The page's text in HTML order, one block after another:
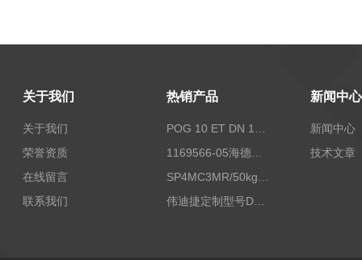
关于我们
关于我们
荣誉资质
在线留言
联系我们
热销产品
1169566-05海德汉西门子编码器现货
伟迪捷定制型号DHM506-5000-002
新闻中心
新闻中心
技术文章